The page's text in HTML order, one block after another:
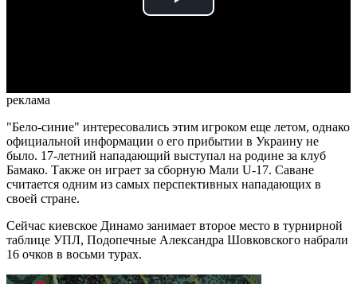
Play
реклама
"Бело-синие" интересовались этим игроком еще летом, однако
официальной информации о его прибытии в Украину не
было. 17-летний нападающий выступал на родине за клуб
Бамако. Также он играет за сборную Мали U-17. Саване
считается одним из самых перспективных нападающих в
своей стране.
Сейчас киевское Динамо занимает второе место в турнирной
таблице УПЛ, Подопечные Александра Шовковского набрали
16 очков в восьми турах.